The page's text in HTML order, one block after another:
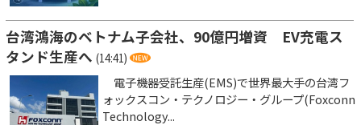
台湾鴻海のベトナム子会社、90億円増資 EV充電ス
タンド生産へ (14:41)
電子機器受託生産(EMS)で世界最大手の台湾フ
ォックスコン・テクノロジー・グループ(Foxconn
Technology...